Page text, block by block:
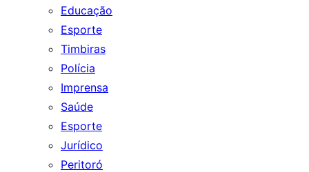
Educação
Esporte
Timbiras
Polícia
Imprensa
Saúde
Esporte
Jurídico
Peritoró